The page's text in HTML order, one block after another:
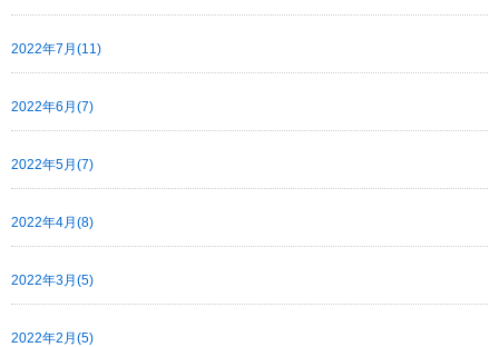
2022年7月(11)
2022年6月(7)
2022年5月(7)
2022年4月(8)
2022年3月(5)
2022年2月(5)